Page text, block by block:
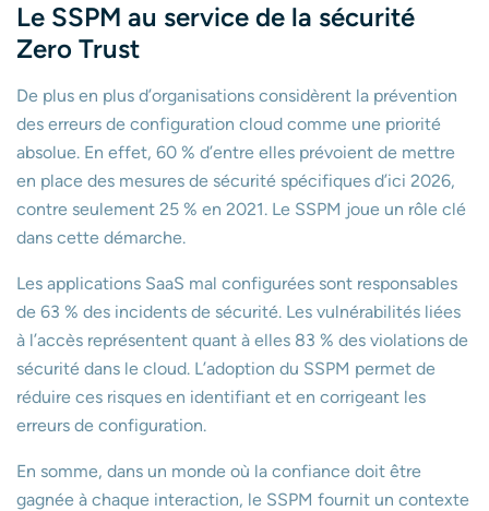
Le SSPM au service de la sécurité
Zero Trust
De plus en plus d’organisations considèrent la prévention
des erreurs de configuration cloud comme une priorité
absolue. En effet, 60 % d’entre elles prévoient de mettre
en place des mesures de sécurité spécifiques d’ici 2026,
contre seulement 25 % en 2021. Le SSPM joue un rôle clé
dans cette démarche.
Les applications SaaS mal configurées sont responsables
de 63 % des incidents de sécurité. Les vulnérabilités liées
à l’accès représentent quant à elles 83 % des violations de
sécurité dans le cloud. L’adoption du SSPM permet de
réduire ces risques en identifiant et en corrigeant les
erreurs de configuration.
En somme, dans un monde où la confiance doit être
gagnée à chaque interaction, le SSPM fournit un contexte